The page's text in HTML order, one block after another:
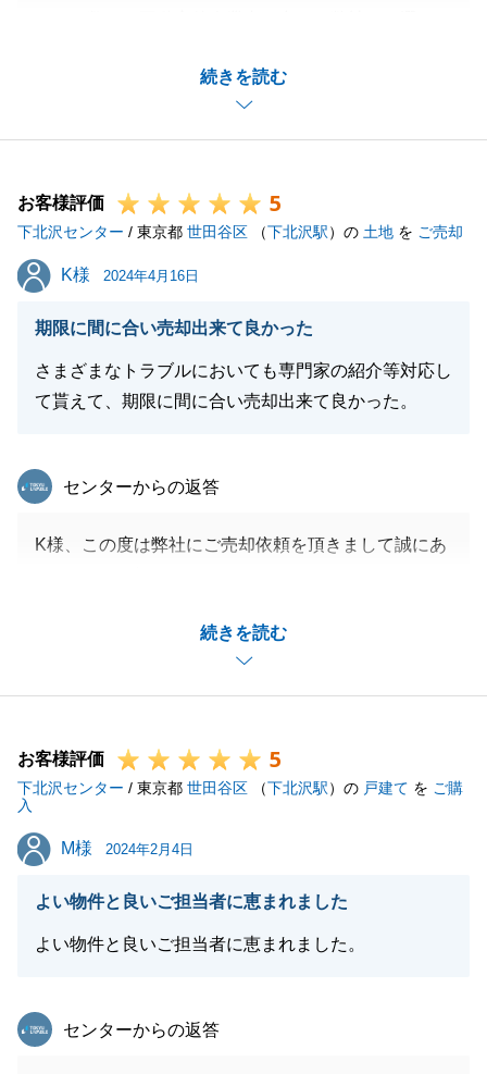
続きを読む
海外にお住まいのままでのご売却活動は、分かりにく
い点、不明な点もあったかと思いますが、無事ご不安
なくお取引完了を迎えられて私も安心しております。
なくお声がけください。
お客様評価 5
下北沢センター / 東京都 世田谷区 （下北沢駅）の 土地 を ご売却
K様
K様 2024年4月16日
期限に間に合い売却出来て良かった
さまざまなトラブルにおいても専門家の紹介等対応し
て貰えて、期限に間に合い売却出来て良かった。
続きを読む
東急リバブル
センターからの返答
K様、この度は弊社にご売却依頼を頂きまして誠にあ
したのは、Ｋ様をはじめとする皆様のご協力あっての
またご売却のお力添えができればと存じますので今後
お客様評価 5
下北沢センター / 東京都 世田谷区 （下北沢駅）の 戸建て を ご購
入
M様
M様 2024年2月4日
よい物件と良いご担当者に恵まれました
よい物件と良いご担当者に恵まれました。
東急リバブル
センターからの返答